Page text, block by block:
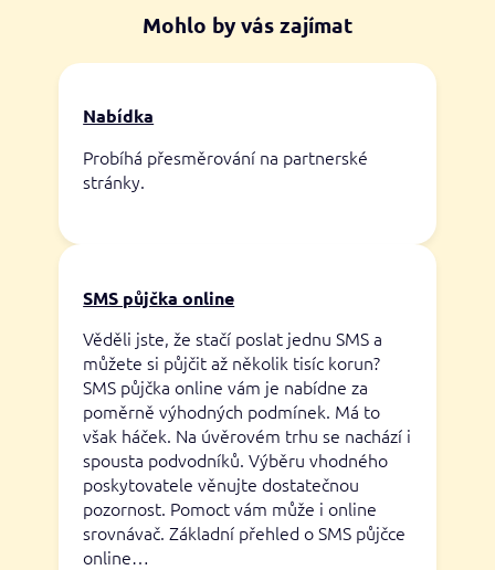
Mohlo by vás zajímat
Nabídka
Probíhá přesměrování na partnerské
stránky.
SMS půjčka online
Věděli jste, že stačí poslat jednu SMS a
můžete si půjčit až několik tisíc korun?
SMS půjčka online vám je nabídne za
poměrně výhodných podmínek. Má to
však háček. Na úvěrovém trhu se nachází i
spousta podvodníků. Výběru vhodného
poskytovatele věnujte dostatečnou
pozornost. Pomoct vám může i online
srovnávač. Základní přehled o SMS půjčce
online…